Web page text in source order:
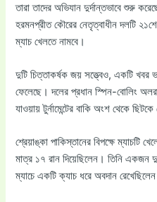
তারা তাদের অভিযান দুর্দান্তভাবে শুরু
হরমনপ্রীত কৌরের নেতৃত্বাধীন দলটি
ম্যাচ খেলতে নামবে।
দুটি চিত্তাকর্ষক জয় সত্ত্বেও, একটি খবর
ফেলেছে। দলের প্রধান স্পিন-বোলিং
যাওয়ায় টুর্নামেন্টের বাকি অংশ থেকে
শ্রেয়াঙ্কা পাকিস্তানের বিপক্ষে ম্যাচটি
মাত্র ১৭ রান দিয়েছিলেন। তিনি একজন
ম্যাচে একটি ক্যাচ ধরে অবদান